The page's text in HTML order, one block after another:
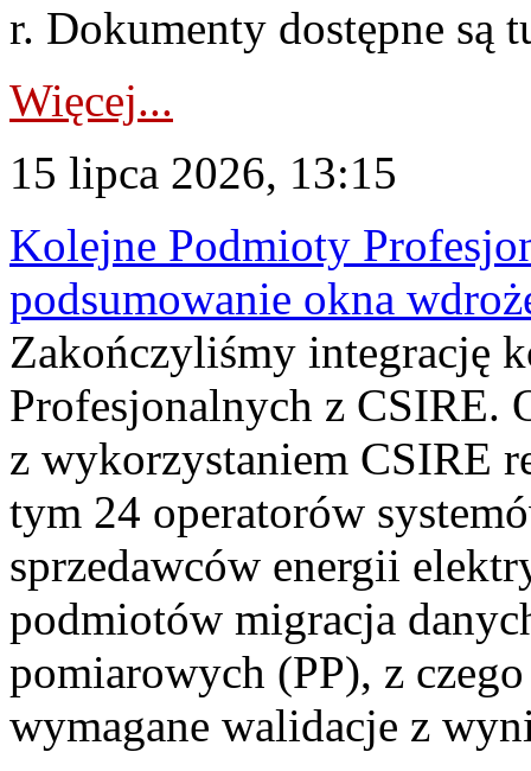
r. Dokumenty dostępne są
Więcej...
15 lipca 2026, 13:15
Kolejne Podmioty
podsumowanie okna
Zakończyliśmy integrację
Profesjonalnych z CSIRE.
z wykorzystaniem CSIRE
tym 24 operatorów
sprzedawców energii
podmiotów migracja
pomiarowych (PP), z
wymagane walidacje z